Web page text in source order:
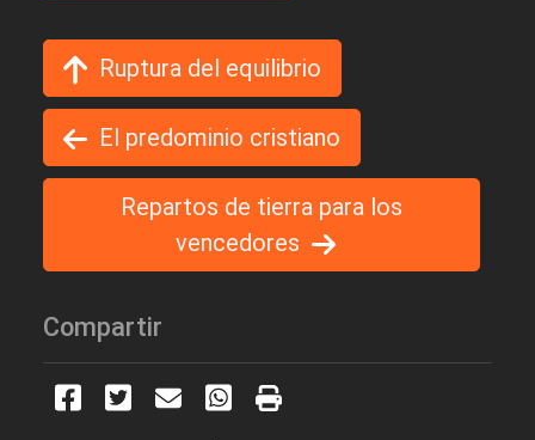
Ruptura del equilibrio
El predominio cristiano
Repartos de tierra para los
vencedores
Compartir